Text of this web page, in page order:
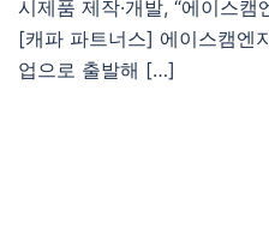
시제품 제작·개발, “에이스
[캐파 파트너스] 에이스캠엔
업으로 출발해 […]